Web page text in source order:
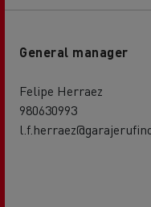
General manager
Felipe Herraez
980630993